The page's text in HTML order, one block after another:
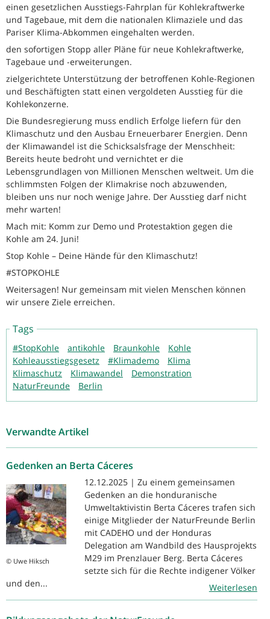
einen gesetzlichen Ausstiegs-Fahrplan für Kohlekraftwerke
und Tagebaue, mit dem die nationalen Klimaziele und das
Pariser Klima-Abkommen eingehalten werden.
den sofortigen Stopp aller Pläne für neue Kohlekraftwerke,
Tagebaue und -erweiterungen.
zielgerichtete Unterstützung der betroffenen Kohle-Regionen
und Beschäftigten statt einen vergoldeten Ausstieg für die
Kohlekonzerne.
Die Bundesregierung muss endlich Erfolge liefern für den
Klimaschutz und den Ausbau Erneuerbarer Energien. Denn
der Klimawandel ist die Schicksalsfrage der Menschheit:
Bereits heute bedroht und vernichtet er die
Lebensgrundlagen von Millionen Menschen weltweit. Um die
schlimmsten Folgen der Klimakrise noch abzuwenden,
bleiben uns nur noch wenige Jahre. Der Ausstieg darf nicht
mehr warten!
Mach mit: Komm zur Demo und Protestaktion gegen die
Kohle am 24. Juni!
Stop Kohle – Deine Hände für den Klimaschutz!
#STOPKOHLE
Weitersagen! Nur gemeinsam mit vielen Menschen können
wir unsere Ziele erreichen.
Tags
#StopKohle antikohle Braunkohle
Kohle
Kohleausstiegsgesetz
#Klimademo
Klima
Klimaschutz
Klimawandel
Demonstration
NaturFreunde
Berlin
Verwandte Artikel
Gedenken an Berta Cáceres
© Uwe Hiksch
12.12.2025 | Zu einem gemeinsamen
Gedenken an die honduranische
Umweltaktivistin Berta Cáceres trafen sich
einige Mitglieder der NaturFreunde Berlin
mit CADEHO und der Honduras
Delegation am Wandbild des Hausprojekts
M29 im Prenzlauer Berg. Berta Cáceres
setzte sich für die Rechte indigener Völker
und den...
Weiterlesen